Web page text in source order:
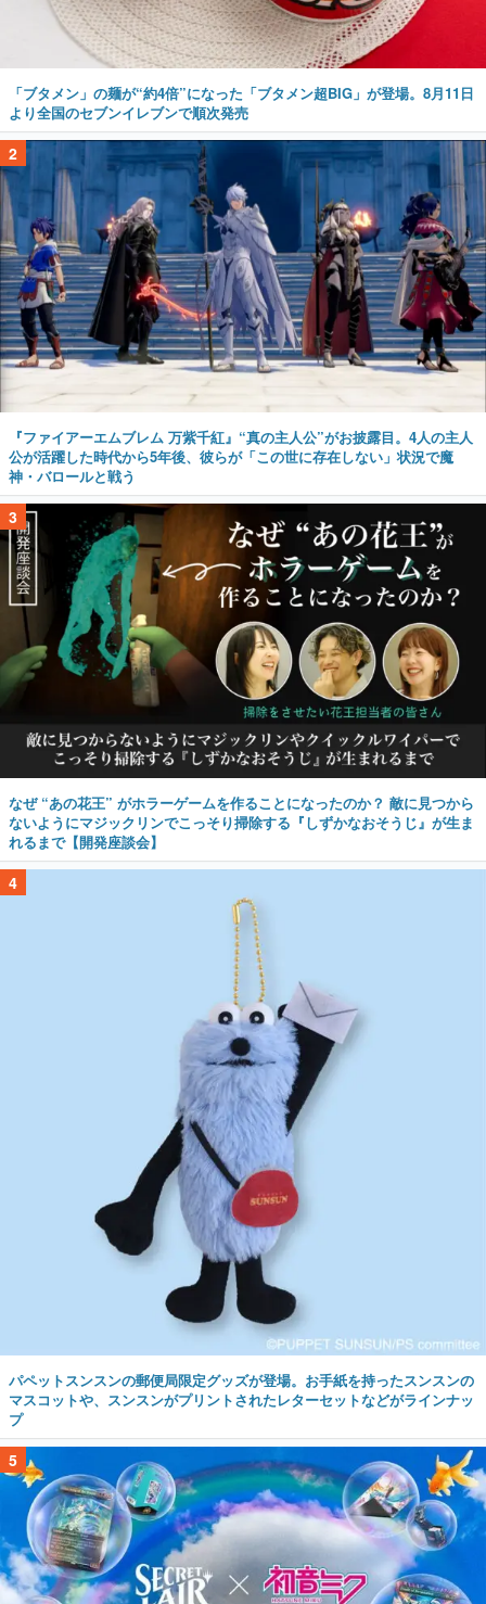
「ブタメン」の麺が“約4倍”になった「ブタメン超BIG」が登場。8月11日
より全国のセブンイレブンで順次発売
2
『ファイアーエムブレム 万紫千紅』“真の主人公”がお披露目。4人の主人
公が活躍した時代から5年後、彼らが「この世に存在しない」状況で魔
神・バロールと戦う
3
なぜ “あの花王” がホラーゲームを作ることになったのか？ 敵に見つから
ないようにマジックリンでこっそり掃除する『しずかなおそうじ』が生ま
れるまで【開発座談会】
4
パペットスンスンの郵便局限定グッズが登場。お手紙を持ったスンスンの
マスコットや、スンスンがプリントされたレターセットなどがラインナッ
プ
5